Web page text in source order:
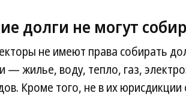
долги не могут
не имеют права собирать
— жилье, воду, тепло, газ,
Кроме того, не в их